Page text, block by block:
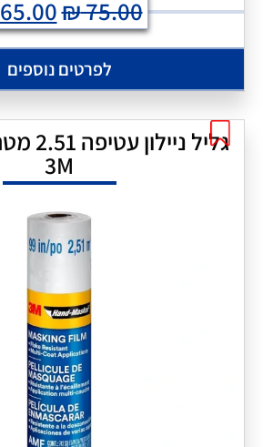
₪75.00
65.00
לפרטים נוספים
3M